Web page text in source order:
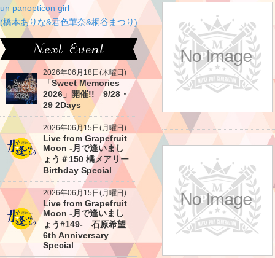
un panopticon girl
(橋本ありな&君色華奈&桐谷まつり)
2026年06月18日(木曜日)
「Sweet Memories
2026」開催!! 9/28・
29 2Days
2026年06月15日(月曜日)
Live from Grapefruit
Moon -月で逢いまし
ょう＃150 橘メアリー
Birthday Special
2026年06月15日(月曜日)
Live from Grapefruit
Moon -月で逢いまし
ょう#149- 石原希望
6th Anniversary
Special